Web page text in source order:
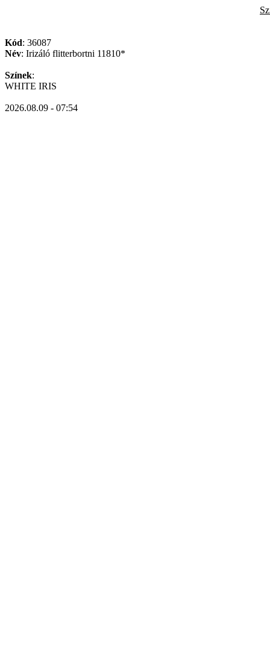
Kód: 36087
Név: Irizáló flitterbortni 11810*
Színek:
WHITE IRIS
2026.08.09 - 07:54